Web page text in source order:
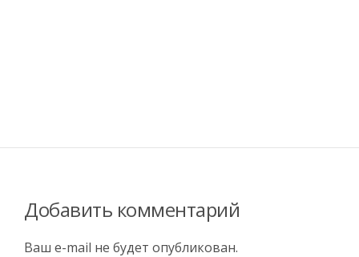
Добавить комментарий
Ваш e-mail не будет опубликован.